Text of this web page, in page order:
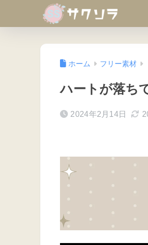
ホーム フリー素材
ハートが落ち
2024年2月14日